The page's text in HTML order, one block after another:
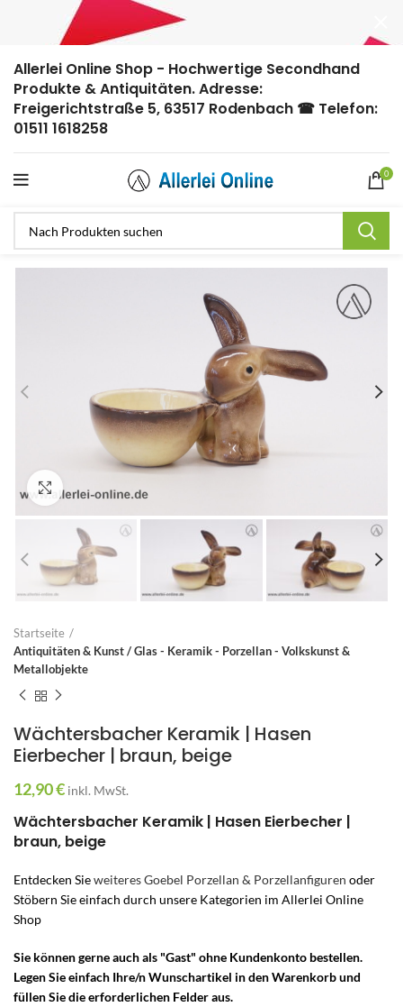
Allerlei Online Shop - Hochwertige Secondhand
Produkte & Antiquitäten. Adresse:
Freigerichtstraße 5, 63517 Rodenbach ☎ Telefon:
01511 1618258
0
Zum Vergrößern anklicken
Startseite
Antiquitäten & Kunst / Glas - Keramik - Porzellan - Volkskunst &
Metallobjekte
Wächtersbacher Keramik | Hasen
Eierbecher | braun, beige
12,90€ inkl. MwSt.
Wächtersbacher Keramik | Hasen Eierbecher |
braun, beige
Entdecken Sieweiteres Goebel Porzellan & Porzellanfiguren oder
Stöbern Sie einfach durch unsere Kategorien im Allerlei Online
Shop
Sie können gerne auch als "Gast" ohne Kundenkonto bestellen.
Legen Sie einfach Ihre/n Wunschartikel in den Warenkorb und
füllen Sie die erforderlichen Felder aus.